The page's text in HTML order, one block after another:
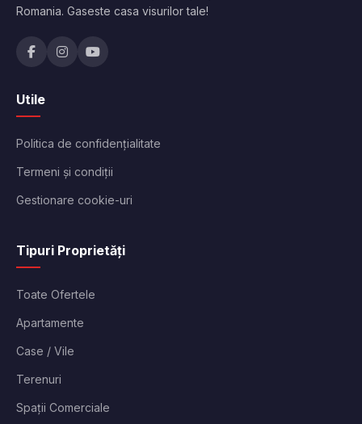
Romania. Gaseste casa visurilor tale!
Utile
Politica de confidențialitate
Termeni și condiții
Gestionare cookie-uri
Tipuri Proprietăți
Toate Ofertele
Apartamente
Case / Vile
Terenuri
Spații Comerciale